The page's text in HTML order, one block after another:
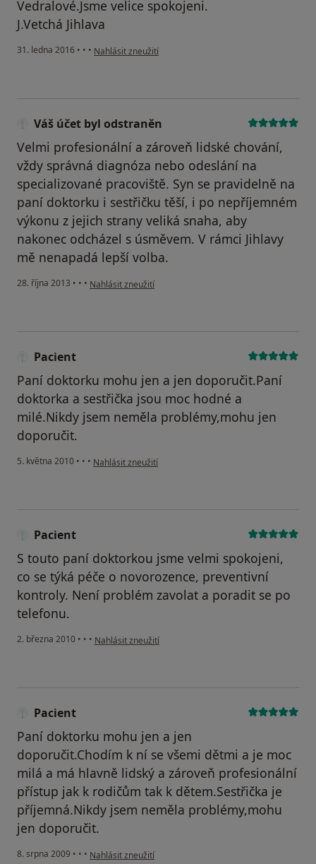
Vedralové.Jsme velice spokojeni.
J.Vetchá Jihlava
31. ledna 2016 • • • podle názoru uživatele Váš účet byl odstraněn
Nahlásit zneužití
Váš účet byl odstraněn
Velmi profesionální a zároveň lidské chování,
vždy správná diagnóza nebo odeslání na
specializované pracoviště. Syn se pravidelně na
paní doktorku i sestřičku těší, i po nepříjemném
výkonu z jejich strany veliká snaha, aby
nakonec odcházel s úsměvem. V rámci Jihlavy
mě nenapadá lepší volba.
28. října 2013 • • • podle názoru uživatele Váš účet byl odstraněn
Nahlásit zneužití
Pacient
Paní doktorku mohu jen a jen doporučit.Paní
doktorka a sestřička jsou moc hodné a
milé.Nikdy jsem neměla problémy,mohu jen
doporučit.
5. května 2010 • • • podle názoru uživatele Pacient
Nahlásit zneužití
Pacient
S touto paní doktorkou jsme velmi spokojeni,
co se týká péče o novorozence, preventivní
kontroly. Není problém zavolat a poradit se po
telefonu.
2. března 2010 • • • podle názoru uživatele Pacient
Nahlásit zneužití
Pacient
Paní doktorku mohu jen a jen
doporučit.Chodím k ní se všemi dětmi a je moc
milá a má hlavně lidský a zároveň profesionální
přístup jak k rodičům tak k dětem.Sestřička je
příjemná.Nikdy jsem neměla problémy,mohu
jen doporučit.
8. srpna 2009 • • • podle názoru uživatele Pacient
Nahlásit zneužití